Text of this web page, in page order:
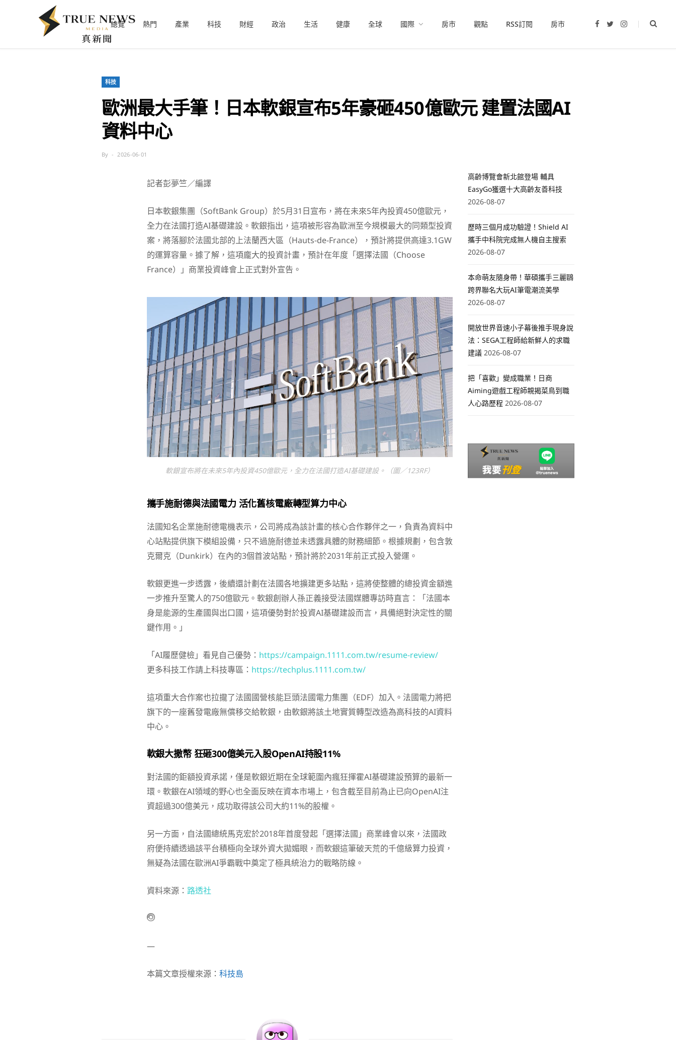
總覽 熱門 產業 科技 財經 政治 生活 健康 全球 國際 房市 觀點 RSS訂閱 房市
I
科技
歐洲最大手筆！日本軟銀宣布5年豪砸450億歐元 建置法國AI
資料中心
By 2026-06-01
記者彭夢竺／編譯
日本軟銀集團（SoftBank Group）於5月31日宣布，將在未來5年內投資450億歐元，
全力在法國打造AI基礎建設。軟銀指出，這項被形容為歐洲至今規模最大的同類型投資
案，將落腳於法國北部的上法蘭西大區（Hauts-de-France），預計將提供高達3.1GW
的運算容量。據了解，這項龐大的投資計畫，預計在年度「選擇法國（Choose
France）」商業投資峰會上正式對外宣告。
軟銀宣布將在未來5年內投資450億歐元，全力在法國打造AI基礎建設。（圖／123RF）
攜手施耐德與法國電力 活化舊核電廠轉型算力中心
法國知名企業施耐德電機表示，公司將成為該計畫的核心合作夥伴之一，負責為資料中
心站點提供旗下模組設備，只不過施耐德並未透露具體的財務細節。根據規劃，包含敦
克爾克（Dunkirk）在內的3個首波站點，預計將於2031年前正式投入營運。
軟銀更進一步透露，後續還計劃在法國各地擴建更多站點，這將使整體的總投資金額進
一步推升至驚人的750億歐元。軟銀創辦人孫正義接受法國媒體專訪時直言：「法國本
身是能源的生產國與出口國，這項優勢對於投資AI基礎建設而言，具備絕對決定性的關
鍵作用。」
「AI履歷健檢」看見自己優勢： https://campaign.1111.com.tw/resume-review/
更多科技工作請上科技專區： https://techplus.1111.com.tw/
這項重大合作案也拉攏了法國國營核能巨頭法國電力集團（EDF）加入。法國電力將把
旗下的一座舊發電廠無償移交給軟銀，由軟銀將該土地實質轉型改造為高科技的AI資料
中心。
軟銀大撒幣 狂砸300億美元入股OpenAI持股11%
對法國的鉅額投資承諾，僅是軟銀近期在全球範圍內瘋狂揮霍AI基礎建設預算的最新一
環。軟銀在AI領域的野心也全面反映在資本市場上，包含截至目前為止已向OpenAI注
資超過300億美元，成功取得該公司大約11%的股權。
另一方面，自法國總統馬克宏於2018年首度發起「選擇法國」商業峰會以來，法國政
府便持續透過該平台積極向全球外資大拋媚眼，而軟銀這筆破天荒的千億級算力投資，
無疑為法國在歐洲AI爭霸戰中奠定了極具統治力的戰略防線。
資料來源： 路透社
—
本篇文章授權來源： 科技島
高齡博覽會新北館登場 輔具
EasyGo獲選十大高齡友善科技
2026-08-07
歷時三個月成功驗證！Shield AI
攜手中科院完成無人機自主搜索
2026-08-07
本命萌友隨身帶！華碩攜手三麗鷗
跨界聯名大玩AI筆電潮流美學
2026-08-07
開放世界音速小子幕後推手現身說
法：SEGA工程師給新鮮人的求職
建議 2026-08-07
把「喜歡」變成職業！日商
Aiming遊戲工程師親揭菜鳥到職
人心路歷程 2026-08-07